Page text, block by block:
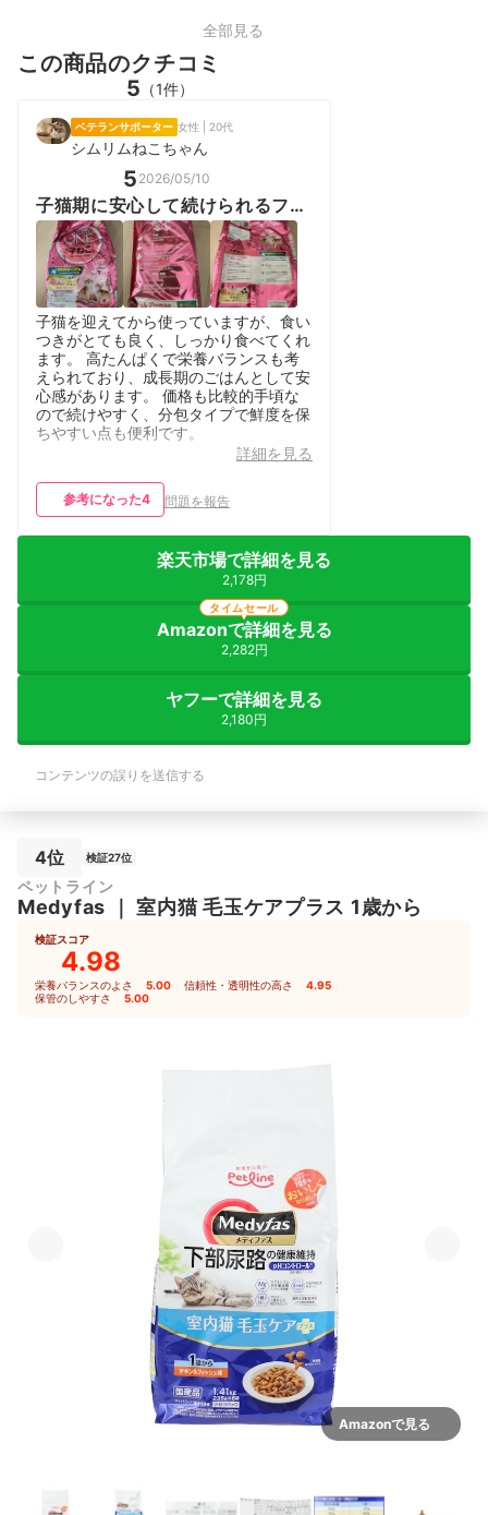
全部見る
この商品のクチコミ
5 （1件）
ベテランサポーター 女性 | 20代
シムリムねこちゃん
5 2026/05/10
子猫期に安心して続けられるフー
ド
子猫を迎えてから使っていますが、食い
つきがとても良く、しっかり食べてくれ
ます。 高たんぱくで栄養バランスも考
えられており、成長期のごはんとして安
心感があります。 価格も比較的手頃な
ので続けやすく、分包タイプで鮮度を保
ちやすい点も便利です。
詳細を見る
参考になった4 問題を報告
楽天市場で詳細を見る
2,178円
Amazonで詳細を見る
2,282円
タイムセール
ヤフーで詳細を見る
2,180円
コンテンツの誤りを送信する
4位 検証27位
ペットライン
Medyfas ｜室内猫 毛玉ケアプラス 1歳から
検証スコア
4.98
栄養バランスのよさ 5.00 信頼性・透明性の高さ 4.95
保管のしやすさ 5.00
Amazonで見る